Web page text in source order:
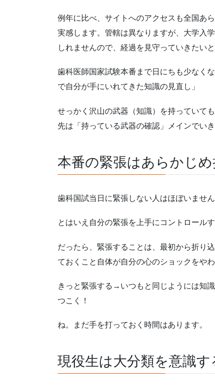
例年に比べ、サイトへのアクセスも全国あ
実感します。管轄は異なりますが、大学入
しれませんので、経過を見守っていきたいと
歯科医師国家試験本番まで日にちも少なく
で自分が手にいれてきた知識の見直し」
せっかく沢山の武器（知識）を持っていて
先は「持っている武器の確認」メインでいき
本番の緊張はあらかじめ
歯科国試当日に緊張しない人はほぼいません
とはいえ自分の緊張を上手にコントロール
だったら、緊張することは、最初から折り
ておくこと自体が自分の心のショックをやわ
きっと緊張する→いつもと同じようには知
つこく！
ね。まだ手を打っておく時間はあります。
現役生は大分類を意識す